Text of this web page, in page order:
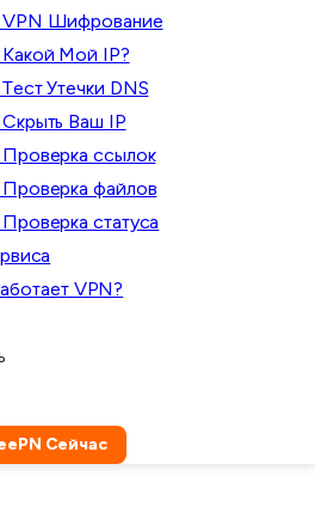
VPN Шифрование
Какой Мой IP?
Тест Утечки DNS
Скрыть Ваш IP
Проверка ссылок
Проверка файлов
Проверка статуса
VPN?
Сейчас